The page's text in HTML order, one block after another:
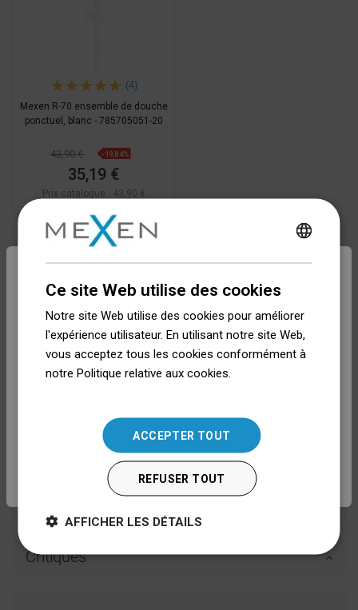
(4)
Mexen R-70 ensemble de douche
ponctuel, blanc - 785705051-20
43,90 € -19,84%
35,19 €
Prix catalogue :
43,90 €
Disponibilité:En stock
favorite_border Préféré
Comparer
Inspirations
Aller à tous
Critiques
Sélectionner la langue
Français
Nederlands
ENGLISH
SLOVAK
Ce site Web utilise des cookies
Notre site Web utilise des cookies pour améliorer
l'expérience utilisateur. En utilisant notre site Web,
vous acceptez tous les cookies conformément à
notre Politique relative aux cookies.
ACCEPTER TOUT
REFUSER TOUT
AFFICHER LES DÉTAILS